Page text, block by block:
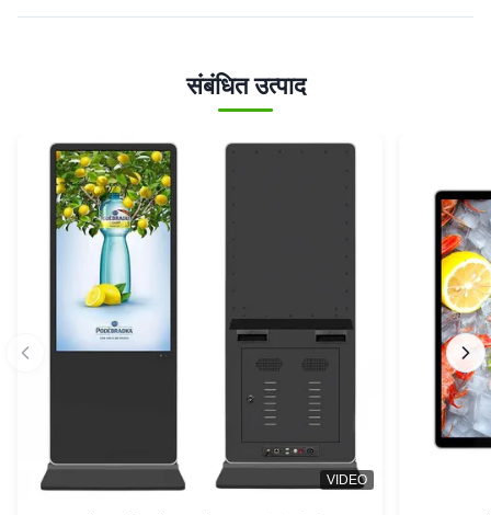
संबंधित उत्पाद
VIDEO